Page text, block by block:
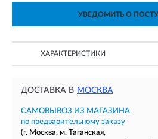
УВЕДОМИТЬ О
ХАРАКТЕРИСТИКИ
ДОСТАВКА В МОСКВА
САМОВЫВОЗ ИЗ МАГАЗИНА
по предварительному заказу
(г. Москва, м. Таганская,